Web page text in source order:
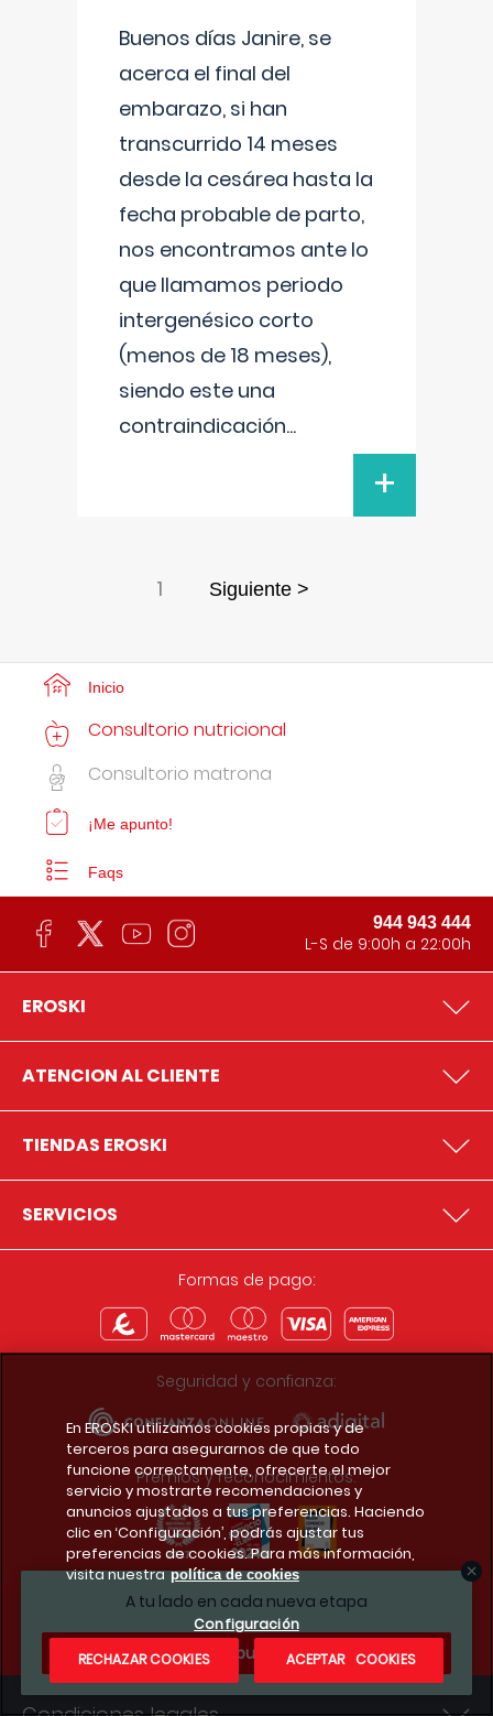
Buenos días Janire, se
acerca el final del
embarazo, si han
transcurrido 14 meses
desde la cesárea hasta la
fecha probable de parto,
nos encontramos ante lo
que llamamos periodo
intergenésico corto
(menos de 18 meses),
siendo este una
contraindicación...
+
1 Siguiente >
A tu lado en cada nueva etapa
¿Te apuntas?
Inicio
Consultorio nutricional
Consultorio matrona
¡Me apunto!
Faqs
944 943 444
L-S de 9:00h a 22:00h
EROSKI
ATENCION AL CLIENTE
TIENDAS EROSKI
SERVICIOS
Formas de pago:
Seguridad y confianza:
Premios y reconocimientos:
Descarga la app del club
En EROSKI utilizamos cookies propias y de
terceros para asegurarnos de que todo
funcione correctamente, ofrecerte el mejor
servicio y mostrarte recomendaciones y
anuncios ajustados a tus preferencias. Haciendo
clic en ‘Configuración’, podrás ajustar tus
preferencias de cookies. Para más información,
visita nuestra política de cookies
Configuración
RECHAZAR COOKIES
ACEPTAR COOKIES